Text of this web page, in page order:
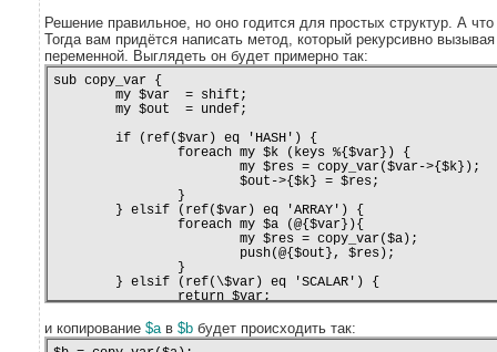
Решение правильное, но оно годится для простых структур. А
Тогда вам придётся написать метод, который рекурсивно
переменной. Выглядеть он будет примерно так:
sub copy_var {
        my $var  = shift;
        my $out  = undef;
        if (ref($var) eq 'HASH') {
                foreach my $k (keys %{$var}) {
                        my $res = copy_var($var->{$k});
                        $out->{$k} = $res;
                }
        } elsif (ref($var) eq 'ARRAY') {
                foreach my $a (@{$var}){
                        my $res = copy_var($a);
                        push(@{$out}, $res);
                }
        } elsif (ref(\$var) eq 'SCALAR') {
                return $var;
        return $out;
и копирование $aв $b будет происходить так: